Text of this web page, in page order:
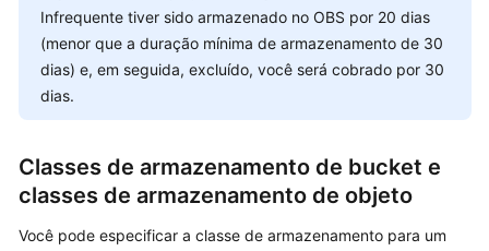
(obsutil)
Dhabi
Region)
File
System
Feature
Infrequente tiver sido armazenado no OBS por 20 dias
(menor que a duração mínima de armazenamento de 30
dias) e, em seguida, excluído, você será cobrado por 30
dias.
Classes de armazenamento de bucket e
classes de armazenamento de objeto
Você pode especificar a classe de armazenamento para um